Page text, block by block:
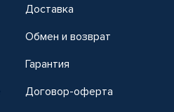
Доставка
Обмен и возврат
Гарантия
Договор-оферта